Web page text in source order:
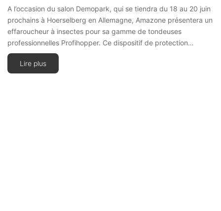
A l’occasion du salon Demopark, qui se tiendra du 18 au 20 juin
prochains à Hoerselberg en Allemagne, Amazone présentera un
effaroucheur à insectes pour sa gamme de tondeuses
professionnelles Profihopper. Ce dispositif de protection…
Lire plus